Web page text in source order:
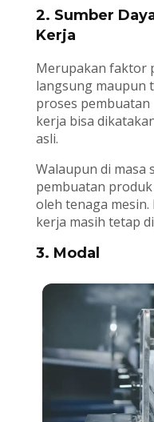
2. Sumber
Kerja
Merupakan faktor
langsung maupun
proses
kerja bisa
asli.
Walaupun di masa
pembuatan
oleh tenaga
kerja masih tetap
3. Modal